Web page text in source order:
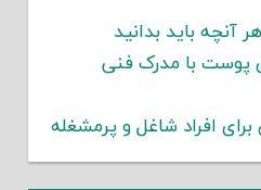
آنچه باید بدانید
پوست با مدرک فنی
برای افراد شاغل و پرمشغله